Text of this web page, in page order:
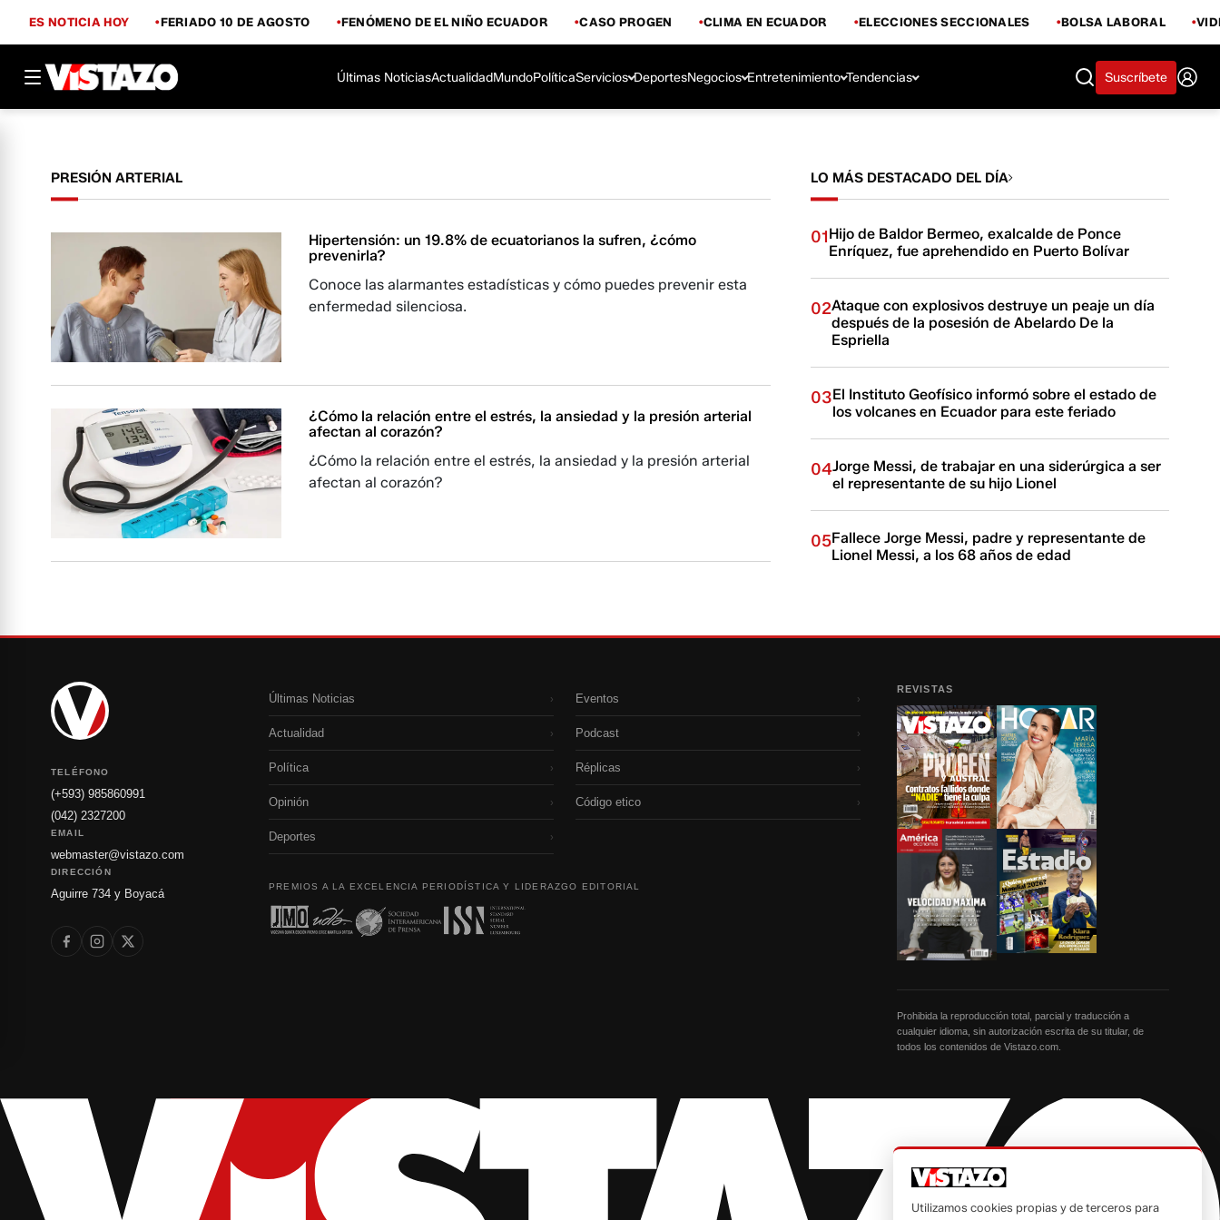
ES NOTICIA HOY FERIADO 10 DE AGOSTO FENÓMENO DE EL NIÑO ECUADOR CASO PROGEN CLIMA EN ECUADOR ELECCIONES SECCIONALES BOLSA LABORAL
Últimas NoticiasActualidadMundoPolíticaServicios DeportesNegocios Entretenimiento Tendencias Suscríbete
PRESIÓN ARTERIAL
Hipertensión: un 19.8% de ecuatorianos la sufren, ¿cómo
prevenirla?
Conoce las alarmantes estadísticas y cómo puedes prevenir esta
enfermedad silenciosa.
¿Cómo la relación entre el estrés, la ansiedad y la presión arterial
afectan al corazón?
¿Cómo la relación entre el estrés, la ansiedad y la presión arterial
afectan al corazón?
LO MÁS DESTACADO DEL DÍA
01Hijo de Baldor Bermeo, exalcalde de Ponce
Enríquez, fue aprehendido en Puerto Bolívar
02Ataque con explosivos destruye un peaje un día
después de la posesión de Abelardo De la
Espriella
03El Instituto Geofísico informó sobre el estado de
los volcanes en Ecuador para este feriado
04Jorge Messi, de trabajar en una siderúrgica a ser
el representante de su hijo Lionel
05Fallece Jorge Messi, padre y representante de
Lionel Messi, a los 68 años de edad
TELÉFONO
(+593) 985860991
(042) 2327200
EMAIL
webmaster@vistazo.com
DIRECCIÓN
Aguirre 734 y Boyacá
Últimas Noticias ›
Actualidad ›
Política ›
Opinión ›
Deportes ›
Eventos ›
Podcast ›
Réplicas ›
Código etico ›
PREMIOS A LA EXCELENCIA PERIODÍSTICA Y LIDERAZGO EDITORIAL
REVISTAS
Prohibida la reproducción total, parcial y traducción a
cualquier idioma, sin autorización escrita de su titular, de
todos los contenidos de Vistazo.com.
Utilizamos cookies propias y de terceros para